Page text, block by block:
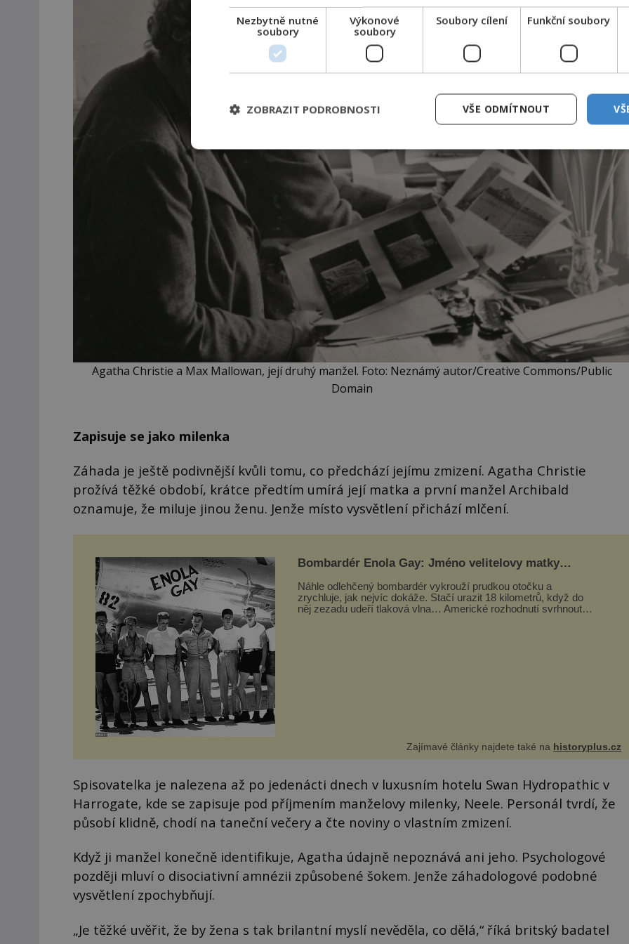
Agatha Christie a Max Mallowan, její druhý manžel. Foto: Neznámý autor/Creative Commons/Public
Domain
Zapisuje se jako milenka
Záhada je ještě podivnější kvůli tomu, co předchází jejímu zmizení. Agatha Christie
prožívá těžké období, krátce předtím umírá její matka a první manžel Archibald
oznamuje, že miluje jinou ženu. Jenže místo vysvětlení přichází mlčení.
Bombardér Enola Gay: Jméno velitelovy matky
Náhle odlehčený bombardér vykrouží prudkou otočku a
zrychluje, jak nejvíc dokáže. Stačí urazit 18 kilometrů, když do
něj zezadu udeří tlaková vlna… Americké rozhodnutí svrhnout
Zajímavé články najdete také na historyplus.cz
Spisovatelka je nalezena až po jedenácti dnech v luxusním hotelu Swan Hydropathic v
Harrogate, kde se zapisuje pod příjmením manželovy milenky, Neele. Personál tvrdí, že
působí klidně, chodí na taneční večery a čte noviny o vlastním zmizení.
Když ji manžel konečně identifikuje, Agatha údajně nepoznává ani jeho. Psychologové
později mluví o disociativní amnézii způsobené šokem. Jenže záhadologové podobné
vysvětlení zpochybňují.
„Je těžké uvěřit, že by žena s tak brilantní myslí nevěděla, co dělá,“ říká britský badatel
Nezbytně nutné
soubory
Výkonové
soubory
Soubory cílení Funkční soubory
VŠE ODMÍTNOUT
ZOBRAZIT PODROBNOSTI